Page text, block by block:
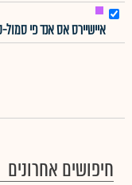
איישיירס אס אנד פי סמול-קאפ
חיפושים אחרונים